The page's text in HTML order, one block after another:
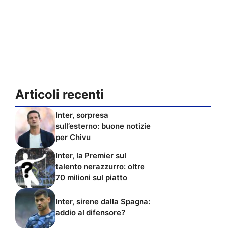
Articoli recenti
Inter, sorpresa
sull’esterno: buone notizie
per Chivu
Inter, la Premier sul
talento nerazzurro: oltre
70 milioni sul piatto
Inter, sirene dalla Spagna:
addio al difensore?